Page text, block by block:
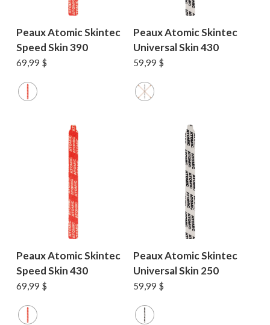
Peaux Atomic Skintec
Speed Skin 390
69,99 $
Peaux Atomic Skintec
Universal Skin 430
59,99 $
Peaux Atomic Skintec
Speed Skin 430
69,99 $
Peaux Atomic Skintec
Universal Skin 250
59,99 $